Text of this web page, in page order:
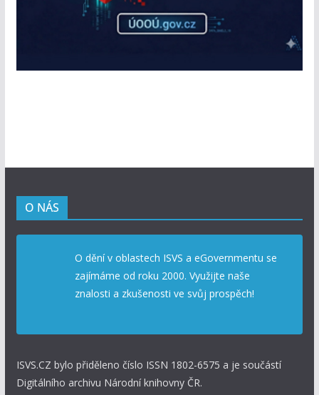
O NÁS
O dění v oblastech ISVS a eGovernmentu se
zajímáme od roku 2000. Využijte naše
znalosti a zkušenosti ve svůj prospěch!
ISVS.CZ bylo přiděleno číslo ISSN 1802-6575 a je součástí
Digitálního archivu Národní knihovny ČR.